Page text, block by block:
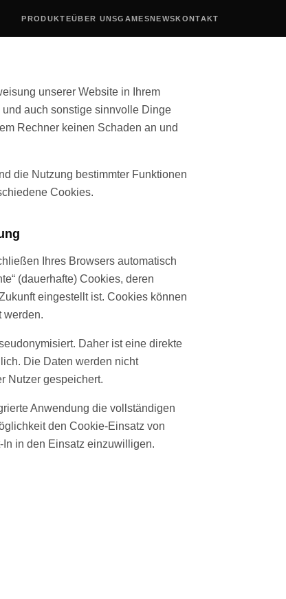
PRODUKTEÜBER UNSGAMESNEWSKONTAKT
unserer Website in Ihrem
auch sonstige sinnvolle Dinge
Rechner keinen Schaden an und
die Nutzung bestimmter Funktionen
Cookies.
Ihres Browsers automatisch
(dauerhafte) Cookies, deren
eingestellt ist. Cookies können
werden.
Daher ist eine direkte
Die Daten werden nicht
Nutzer gespeichert.
Anwendung die vollständigen
den Cookie-Einsatz von
in den Einsatz einzuwilligen.